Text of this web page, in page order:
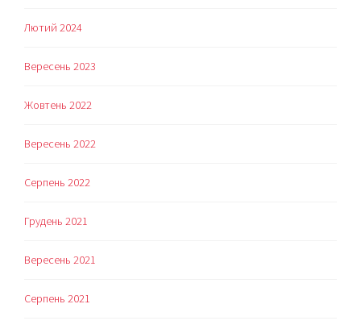
Лютий 2024
Вересень 2023
Жовтень 2022
Вересень 2022
Серпень 2022
Грудень 2021
Вересень 2021
Серпень 2021